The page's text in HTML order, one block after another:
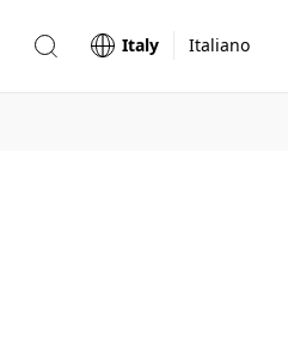
Italy Italiano